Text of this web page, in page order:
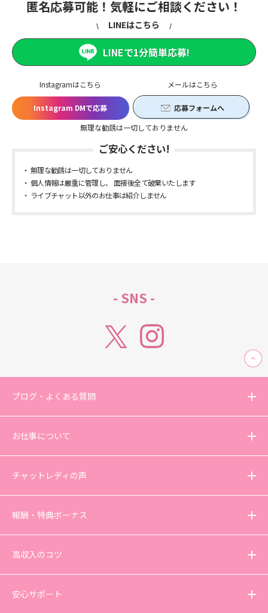
匿名応募可能！気軽にご相談ください！
Instagramはこちら
Instagram DMで応募
メールはこちら
応募フォームへ
無理な勧誘は一切しておりません
LINEはこちら
LINEで1分簡単応募!
ご安心ください!
無理な勧誘は一切しておりません
個人情報は厳重に管理し、 面接後全て破棄いたします
ライブチャット以外のお仕事は紹介しません
- SNS -
ブログ・よくある質問
お仕事について
チャットレディの声
報酬・特典ボーナス
高収入のコツ
安心サポート